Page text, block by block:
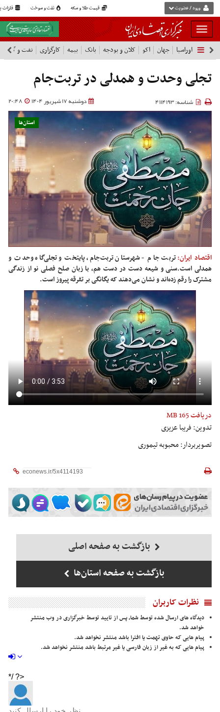
قیمت طلا و سکه نفت و سوخت فلزات ورود / عضویت
بار
و
بسته
نمودن
فهرست
اوراسیا جهان اکو کلان و بودجه بانک بیمه کارگزاری نفت و گاز
تجلی وحدت و همدلی در تربت‌جام
دوشنبه 17 شهریور 1404 20:48 شناسه: 4114193
استان‌ها
اقتصاد ایران:تربت جام - شهرستان تربت‌جام، پایتخت و تجلی‌گاه وحدت و
همدلی است.سنی و شیعه دست در دست هم، با زبان صلح فصلی نو از زندگی
مشترک را رقم زده‌اند و نشان می‌دهند که یگانگی بر تفرقه پیروز است.
دریافت165 MB
تدوین: فریبا عزیزی
تصویربردار: محبوبه تیموری
بازگشت به صفحه اصلی
بازگشت به صفحه استان‌ها
نظرات کاربران
دیدگاه های ارسال شده توسط شما، پس از تایید توسط خبرگزاری در وب منتشر
خواهد شد.
پیام هایی که حاوی تهمت یا افترا باشد منتشر نخواهد شد.
پیام هایی که به غیر از زبان فارسی یا غیر مرتبط باشد منتشر نخواهد شد.